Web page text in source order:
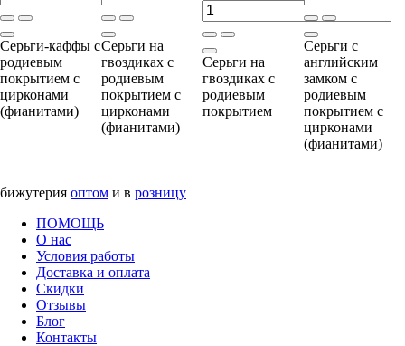
Серьги-каффы с
родиевым
покрытием с
цирконами
(фианитами)
Серьги на
гвоздиках с
родиевым
покрытием с
цирконами
(фианитами)
Серьги на
гвоздиках с
родиевым
покрытием
Серьги с
английским
замком с
родиевым
покрытием с
цирконами
(фианитами)
бижутерия оптом и в розницу
ПОМОЩЬ
О нас
Условия работы
Доставка и оплата
Скидки
Отзывы
Блог
Контакты